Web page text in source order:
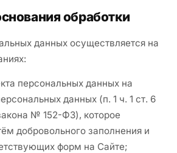
обработки
данных осуществляется на
персональных данных на
данных (п. 1 ч. 1 ст. 6
№ 152-ФЗ), которое
добровольного заполнения и
форм на Сайте;